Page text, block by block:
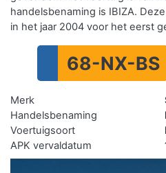
handelsbenaming is IBIZA.
in het jaar 2004 voor het eerst
68-NX-BS
Merk
Handelsbenaming
Voertuigsoort
APK vervaldatum